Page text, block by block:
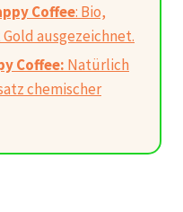
Coffee: Bio,
ausgezeichnet.
Coffee: Natürlich
chemischer